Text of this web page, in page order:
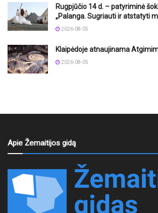
Rugpjūčio 14 d. – patyriminė
„Palanga. Sugriauti ir atstatyti
2026-08-05
Klaipėdoje atnaujinama
2026-08-05
Apie Žemaitijos gidą